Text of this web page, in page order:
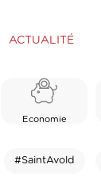
ACTUALITÉ
Economie
#SaintAvold